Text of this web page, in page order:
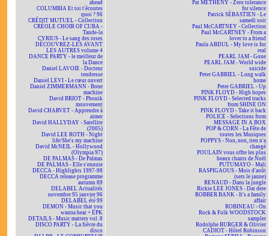
ahead
COLUMBIA Et toi t'écoutes
quoi ? 96
CRÉDIT MUTUEL - Collection
CRÉOLE CHOIR OF CUBA -
Tande-la
CYRIUS - Le sang des roses
DÉCOUVREZ-LES AVANT
LES AUTRES volume 4
DANCE PARTY - le meilleur de
la Dance
Daniel LAVOIE - Docteur
tendresse
Daniel LEVI - Le cœur ouvert
Daniel ZIMMERMANN - Bone
machine
David BRIOT - Phonik
mouvement
David CHARVET - Apprendre à
aimer
David HALLYDAY - Satellite
(2005)
David LEE ROTH - Night
life/She's my machine
David McNEIL - Hollywood
(Olympia 97)
DE PALMAS - De Palmas
DE PALMAS - Elle s'ennuie
DECCA - Highlights 1997-98
DECCA release programme
autumn 89
DELABEL Actualités
novembre 95 janvier 96
DELABEL été 99
DEMON - Music that you
wanna hear + EPK
DETAILS - Music matters vol. 8
DISCO PARTY - La fièvre du
disco
Pat METHENY - Zero tolerance
for silence
Patrick SÉBASTIEN - Le
samedi soir
Paul McCARTNEY - Collection
Paul McCARTNEY - From a
lover to a friend
Paula ABDUL - My love is for
real
PEARL JAM - Gone
PEARL JAM - World wide
suicide
Peter GABRIEL - Long walk
home
Peter GABRIEL - Up
PINK FLOYD - High hopes
PINK FLOYD - Selected tracks
from SHINE ON
PINK FLOYD - Take it back
POLICE - Selections from
MESSAGE IN A BOX
POP & CORN - La Fête de
toutes les Musiques
POPPYS - Non, non, rien n'a
changé
POULAIN vous offre les plus
beaux chants de Noël
PUTUMAYO - Mali
RASPIGAOUS - Mois d'août
(sers le jaune)
RENAUD - Dans la jungle
Rickie LEE JONES - Dat dere
ROBBER BANK - It's a family
affair
ROBINEAU - On
Rock & Folk WOODSTOCK
sampler
Rodolphe BURGER & Olivier
CADIOT - Hôtel Robinson